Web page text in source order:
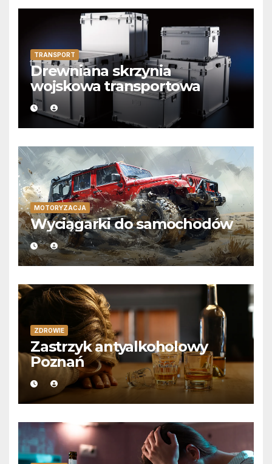
TRANSPORT
Drewniana skrzynia
wojskowa transportowa
MOTORYZACJA
Wyciągarki do samochodów
ZDROWIE
Zastrzyk antyalkoholowy
Poznań